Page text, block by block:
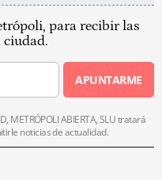
para recibir las
ciudad.
APUNTARME
METRÓPOLI ABIERTA, SLU tratará
noticias de actualidad.